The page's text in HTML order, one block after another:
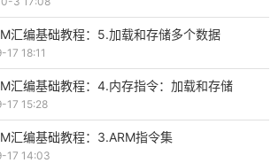
汇编基础教程：5.加载和存储多个数据
17 18:11
汇编基础教程：4.内存指令：加载和存储
17 15:28
汇编基础教程：3.ARM指令集
17 14:03